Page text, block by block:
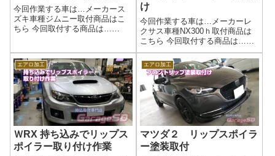
今回作業する車は…メーカース
ズキ車種ジムニー取付商品はこ
ちら 今回取付する商品は…
態なので、取り付けていきま
す。バックカメラ用の取付穴が
あるので、そこにバックカメラ
を設置。ジムニー...
け
今回作業する車は…メーカーレ
クサス車種NX300ｈ取付商品は
こちら 今回取付する商品は…リ
アバンパーディフューザーバン
パーディフューザーは大きいの
で、当店直送も可能です塗装も
可能ですよ(^^)/作業写真塗分けバ
ッチリですね(^_-)-☆作業...
エアロ加工
ＷRX 持ち込みでリップス
ポイラー取り付け作業
エアロ加工
マツダ２ リップスポイラ
ー塗装取付